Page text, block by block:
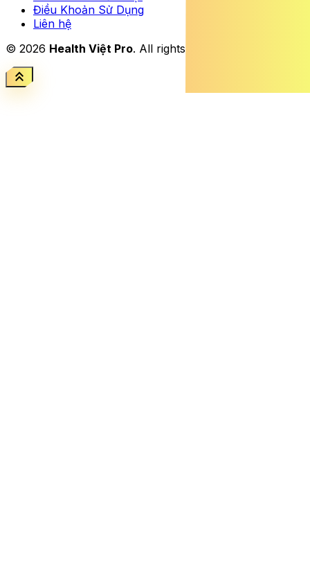
Điều Khoản Sử Dụng
Liên hệ
© 2026 Health Việt Pro. All rights reserved.
keyboard_double_arrow_up